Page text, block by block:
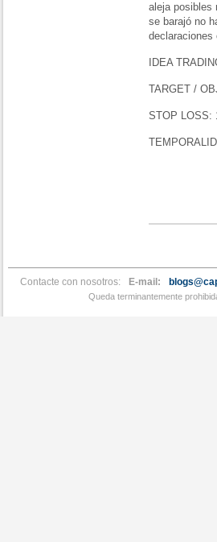
aleja posibles
se barajó no
IDEA
TARGET /
STOP LOSS:
Contacte con nosotros: E-mail:
Queda terminantemente